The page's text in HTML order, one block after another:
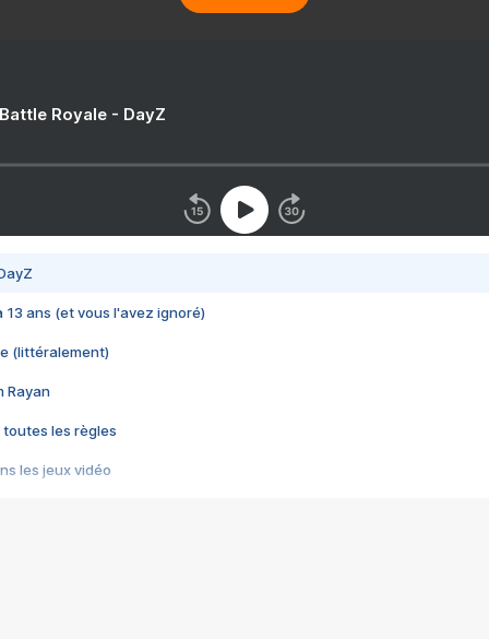
Royale - DayZ
13 ans (et vous l'avez ignoré)
(littéralement)
Rayan
toutes les règles
les jeux vidéo